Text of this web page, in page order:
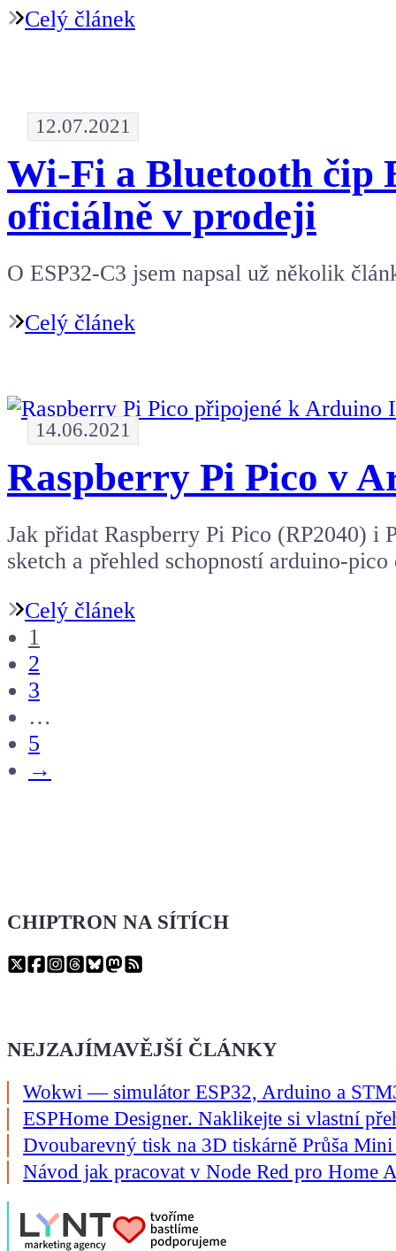
Celý článek
12.07.2021
Wi-Fi a Bluetooth čip
oficiálně v prodeji
O ESP32-C3 jsem napsal už několik
Celý článek
14.06.2021
Raspberry Pi Pico v
Jak přidat Raspberry Pi Pico (RP2040)
sketch a přehled schopností arduino-
Celý článek
1
2
3
…
5
→
CHIPTRON NA SÍTÍCH
NEJZAJÍMAVĚJŠÍ ČLÁNKY
Wokwi — simulátor ESP32, Arduino a
ESPHome Designer. Naklikejte si vlastní
Dvoubarevný tisk na 3D tiskárně Průša
Návod jak pracovat v Node Red pro Home